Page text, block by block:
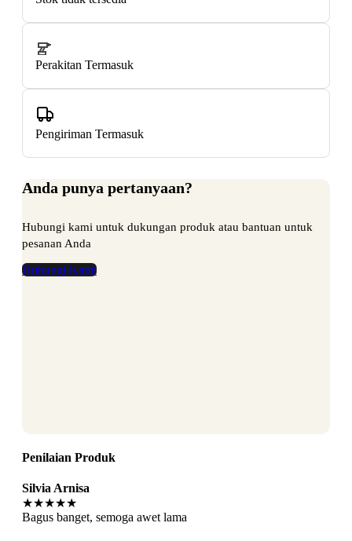
Perakitan Termasuk
Pengiriman Termasuk
Anda punya pertanyaan?
Hubungi kami untuk dukungan produk atau bantuan untuk
pesanan Anda
Hubungi Kami
Penilaian Produk
Silvia Arnisa
★★★★★
Bagus banget, semoga awet lama